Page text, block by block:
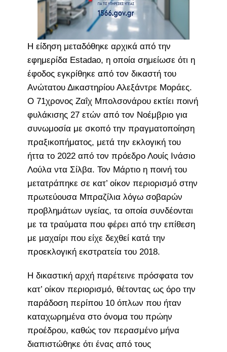
Η είδηση μεταδόθηκε αρχικά από την
εφημερίδα Estadao, η οποία σημείωσε ότι η
έφοδος εγκρίθηκε από τον δικαστή του
Ανώτατου Δικαστηρίου Αλεξάντρε Μοράες.
Ο 71χρονος Ζαΐχ Μπολσονάρου εκτίει ποινή
φυλάκισης 27 ετών από τον Νοέμβριο για
συνωμοσία με σκοπό την πραγματοποίηση
πραξικοπήματος, μετά την εκλογική του
ήττα το 2022 από τον πρόεδρο Λουίς Ινάσιο
Λούλα ντα Σίλβα. Τον Μάρτιο η ποινή του
μετατράπηκε σε κατ’ οίκον περιορισμό στην
πρωτεύουσα Μπραζίλια λόγω σοβαρών
προβλημάτων υγείας, τα οποία συνδέονται
με τα τραύματα που φέρει από την επίθεση
με μαχαίρι που είχε δεχθεί κατά την
προεκλογική εκστρατεία του 2018.
Η δικαστική αρχή παρέτεινε πρόσφατα τον
κατ’ οίκον περιορισμό, θέτοντας ως όρο την
παράδοση περίπου 10 όπλων που ήταν
καταχωρημένα στο όνομα του πρώην
προέδρου, καθώς τον περασμένο μήνα
διαπιστώθηκε ότι ένας από τους